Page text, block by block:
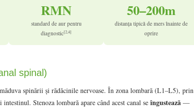
RMN
standard de aur pentru
diagnostic[2,4]
50–200m
distanța tipică de mers înainte de
oprire
spinal)
spinării și rădăcinile nervoase. În zona lombară (L1–L5), prin
Stenoza lombară apare când acest canal se îngustează —